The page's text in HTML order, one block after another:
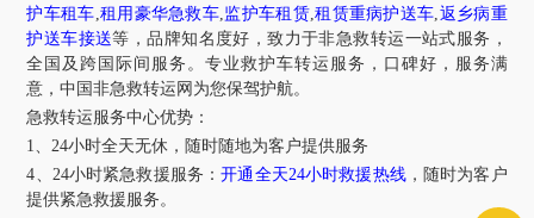
护车租车,租用豪华急救车,监护车租赁,租赁重病护送车,返乡病重
护送车接送等，品牌知名度好，致力于非急救转运一站式服务，
全国及跨国际间服务。专业救护车转运服务，口碑好，服务满
意，中国非急救转运网为您保驾护航。
急救转运服务中心优势：
1、24小时全天无休，随时随地为客户提供服务
4、 24小时紧急救援服务：开通全天24小时救援热线，随时为客户
提供紧急救援服务。